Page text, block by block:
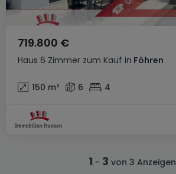
Haus 6 Zimmer zum Kauf in Föhren
719.800 €
150 m² 6 4
1 - 3 von 3 Anzeigen